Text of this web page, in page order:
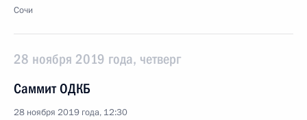
Сочи
28 ноября 2019 года, четверг
Саммит ОДКБ
28 ноября 2019 года, 12:30